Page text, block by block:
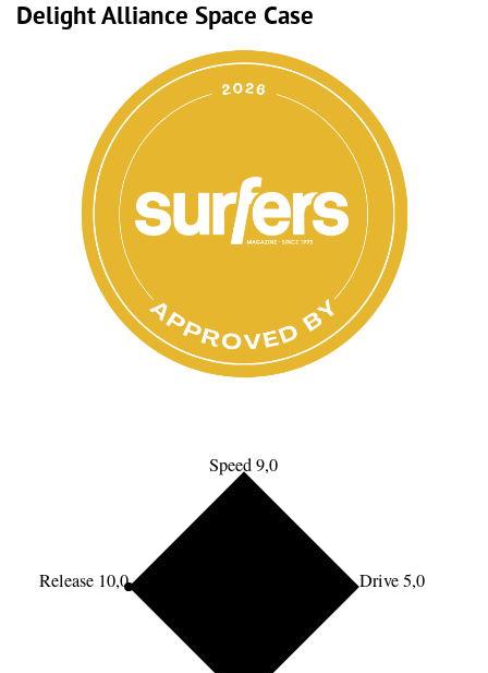
Delight Alliance Space Case
Speed 9,0
Drive 5,0
Release 10,0